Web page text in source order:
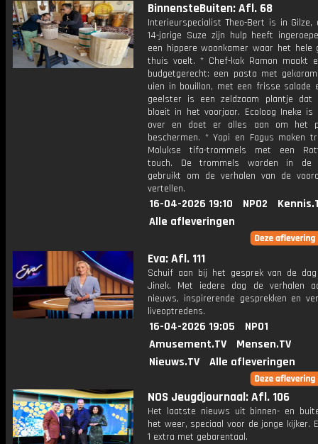
BinnensteBuiten: Afl. 68
Interieurspecialist Theo-Bert is in Gilze,
14-jarige Suze zijn hulp heeft
een hippere woonkamer waar het hele
thuis voelt. * Chef-kok Ramon maakt
budgetgerecht: een pasta met
uien in bouillon, met een frisse salade
geelster is een zeldzaam plantje dat
bloeit in het voorjaar. Ecoloog Ineke is
over en doet er alles aan om het
beschermen. * Yopi en Fagus maken
Molukse tifa-trommels met een
touch. De trommels worden in de
gebruikt om de verhalen van de
vertellen.
16-04-2026 19:10 NPO2
Alle afleveringen
Eva: Afl. 111
Schuif aan bij het gesprek van de
Jinek. Met iedere dag de verhalen
nieuws, inspirerende gesprekken en
liveoptredens.
16-04-2026 19:05
NPO1
Amusement.TV
Mensen.TV
Nieuws.TV
Alle afleveringen
NOS Jeugdjournaal: Afl. 106
Het laatste nieuws uit binnen- en
het weer, speciaal voor de jonge kijker.
1 extra met gebarentaal.